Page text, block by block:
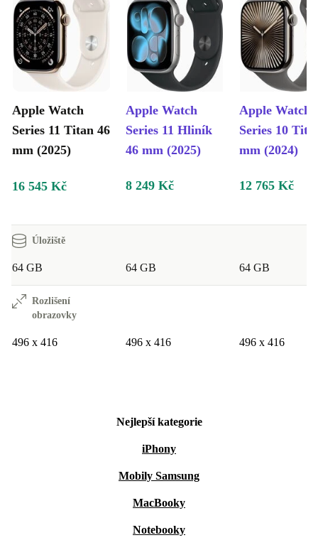
Apple Watch
Series 11 Titan 46
mm (2025)
Apple Watch
Series 11 Hliník
46 mm (2025)
Apple Watch
Series 10
mm (2024)
16 545 Kč 8 249 Kč 12 765 Kč
Úložiště
64 GB 64 GB 64 GB
Rozlišení
obrazovky
496 x 416 496 x 416 496 x 416
Nejlepší kategorie
iPhony
Mobily Samsung
MacBooky
Notebooky